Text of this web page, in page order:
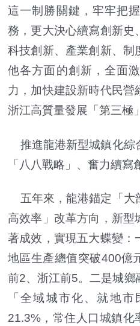
這一制勝關鍵，牢牢把
務，更大決心續寫創新史
科技創新、產業創新、制
他各方面的創新，全面
力，加快建設新時代民營
浙江高質量發展「第三極
推進龍港新型城鎮化綜
「八八戰略」、奮力續寫
五年來，龍港錨定「大
高效率」改革方向，新型
著成效，實現五大蝶變：
地區生產總值突破400億
前2、浙江前5。二是城
「全域城市化、就地
21.3%，常住人口城鎮化